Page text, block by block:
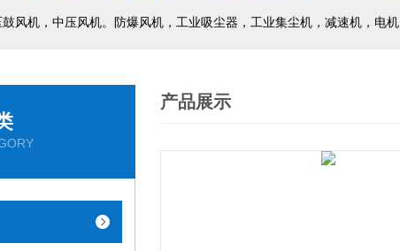
风机，中压风机。防爆风机，工业吸尘器，工业集尘机，减速机，电机
产品展示